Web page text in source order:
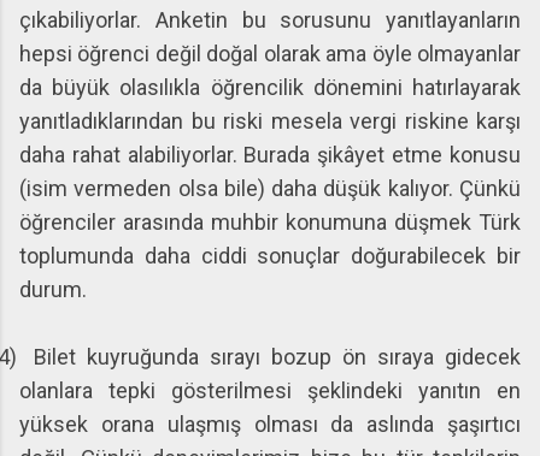
çıkabiliyorlar. Anketin bu sorusunu yanıtlayanların
hepsi öğrenci değil doğal olarak ama öyle olmayanlar
da büyük olasılıkla öğrencilik dönemini hatırlayarak
yanıtladıklarından bu riski mesela vergi riskine karşı
daha rahat alabiliyorlar. Burada şikâyet etme konusu
(isim vermeden olsa bile) daha düşük kalıyor. Çünkü
öğrenciler arasında muhbir konumuna düşmek Türk
toplumunda daha ciddi sonuçlar doğurabilecek bir
durum.
Bilet kuyruğunda sırayı bozup ön sıraya gidecek
olanlara tepki gösterilmesi şeklindeki yanıtın en
yüksek orana ulaşmış olması da aslında şaşırtıcı